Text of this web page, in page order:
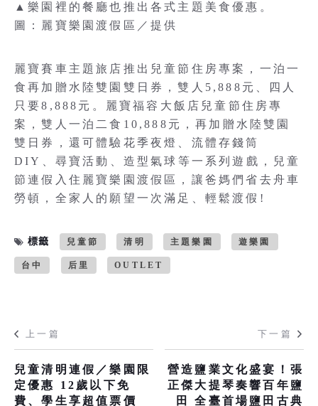
▲樂園裡的餐廳也推出各式主題美食優惠。
圖：麗寶樂園渡假區／提供
麗寶賽車主題旅店推出兒童節住房專案，一泊一
食再加贈水陸雙園雙日券，雙人5,888元、四人
只要8,888元。麗寶福容大飯店兒童節住房專
案，雙人一泊二食10,888元，再加贈水陸雙園
雙日券，還可體驗花季夜燈、流體存錢筒
DIY、尋寶活動、造型氣球等一系列遊戲，兒童
節連假入住麗寶樂園渡假區，讓爸媽們省去舟車
勞頓，全家人的願望一次滿足、輕鬆渡假!
標籤 兒童節 清明 主題樂園 遊樂園
台中 后里 OUTLET
上一篇
兒童清明連假／樂園限
定優惠 12歲以下免
費、學生享超值票價
下一篇
營造鹽業文化盛宴！張
正傑大提琴奏響百年鹽
田 全臺首場鹽田古典